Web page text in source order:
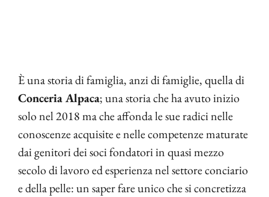
È una storia di famiglia, anzi di famiglie, quella di
Conceria Alpaca; una storia che ha avuto inizio
solo nel 2018 ma che affonda le sue radici nelle
conoscenze acquisite e nelle competenze maturate
dai genitori dei soci fondatori in quasi mezzo
secolo di lavoro ed esperienza nel settore conciario
e della pelle: un saper fare unico che si concretizza